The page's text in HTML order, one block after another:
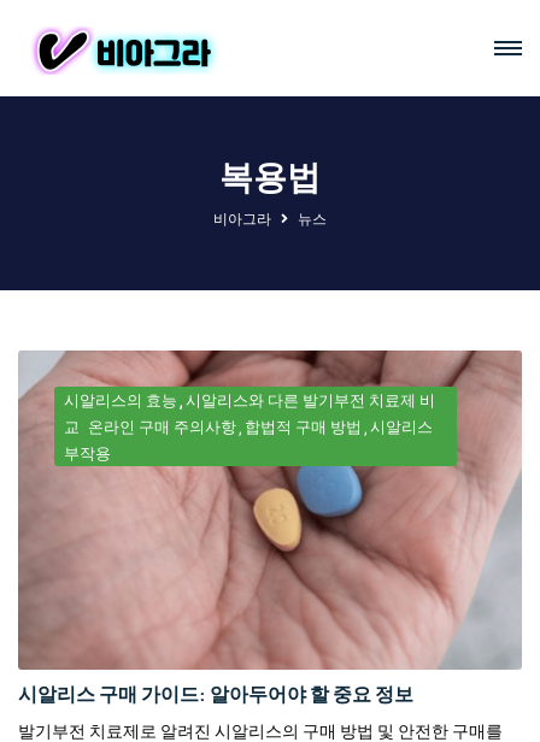
복용법
비아그라 뉴스
시알리스의 효능 시알리스와 다른 발기부전 치료제 비
교 온라인 구매 주의사항 합법적 구매 방법 시알리스
부작용
시알리스 구매 가이드: 알아두어야 할 중요 정보
발기부전 치료제로 알려진 시알리스의 구매 방법 및 안전한 구매를